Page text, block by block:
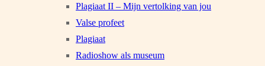
Plagiaat II – Mijn vertolking van jou
Valse profeet
Plagiaat
Radioshow als museum